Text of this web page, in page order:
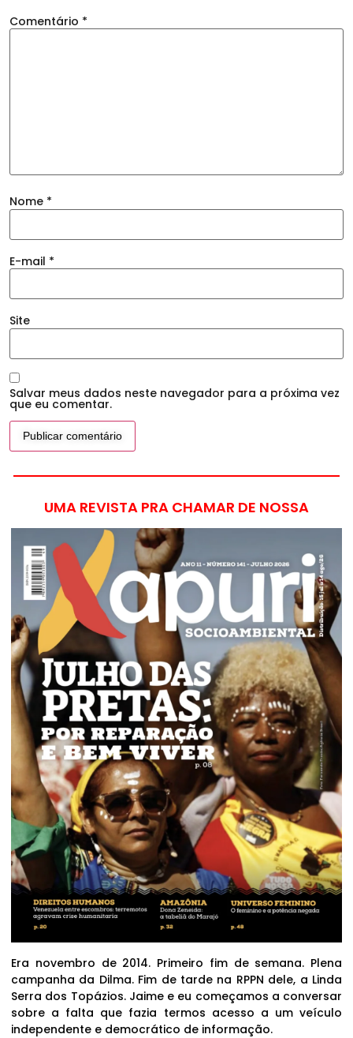
Comentário *
Nome *
E-mail *
Site
Salvar meus dados neste navegador para a próxima vez
que eu comentar.
UMA REVISTA PRA CHAMAR DE NOSSA
Era novembro de 2014. Primeiro fim de semana. Plena
campanha da Dilma. Fim de tarde na RPPN dele, a Linda
Serra dos Topázios. Jaime e eu começamos a conversar
sobre a falta que fazia termos acesso a um veículo
independente e democrático de informação.